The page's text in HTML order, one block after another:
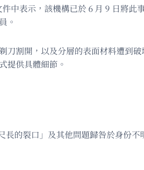
中表示，該機構已於 6 月 9 日將此
。
割開，以及分層的表面材料遭到
提供具體細節。
的裂口」及其他問題歸咎於身份